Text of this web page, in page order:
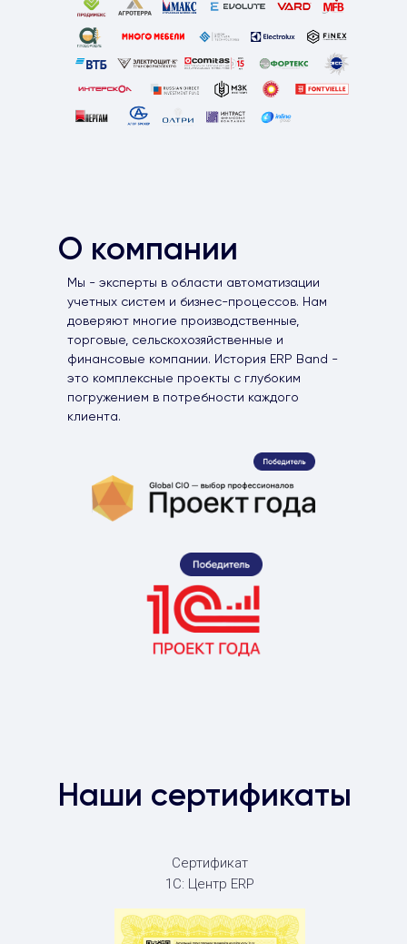
Мы - эксперты в области автоматизации
учетных систем и бизнес-процессов. Нам
доверяют многие производственные,
торговые, сельскохозяйственные и
финансовые компании. История ERP Band -
это комплексные проекты с глубоким
погружением в потребности каждого
клиента.
О компании
Наши сертификаты
Сертификат
1С: Центр ERP